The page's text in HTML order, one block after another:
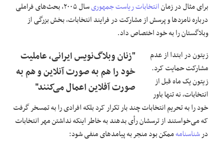
برای مثال در زمانانتخابات ریاست جمهوری
سال ۲۰۰۵، بحث‌های فراملی
درباره نامزدها و پرسش از مشارکت در فرایند انتخابات، بخش بزرگی از
وبلاگستان را به خود اختصاص داد.
"زنان وبلاگ‌نویس ایرانی، عاملیت
خود را هم به صورت آنلاین و هم به
صورت آفلاین اعمال می‌کنند"
زیتون در ابتدا از عدم
مشارکت حمایت کرد.
زیتون یک ماه قبل از
انتخابات، نه تنها باور
خود را به تحریم انتخابات چند بار تکرار کرد بلکه افرادی را به تمسخر گرفت
که می‌خواستند از ترسشان رأی بدهند به خاطر اینکه نداشتن مهر انتخابات
درشناسنامهممکن بود منجر به پیامدهای منفی شود: